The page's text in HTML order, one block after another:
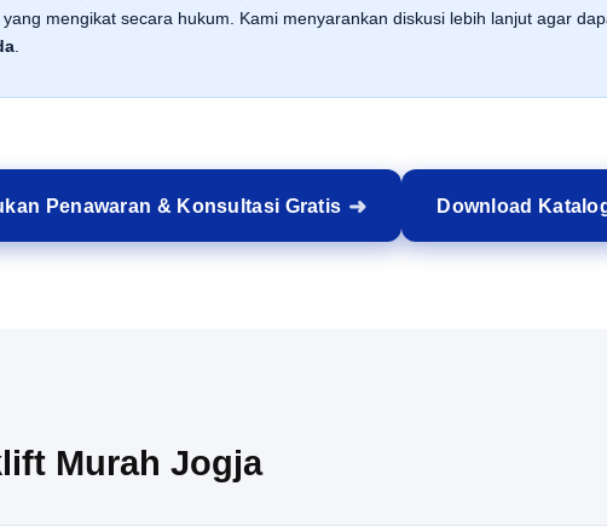
mengikat secara hukum. Kami menyarankan diskusi lebih lanjut agar
Penawaran & Konsultasi Gratis Download
Murah Jogja